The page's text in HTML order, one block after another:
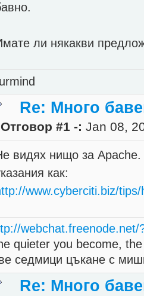
ли някакви
Re: Много
Отговор #1 -: Jan 08,
видях нищо за Apache.
как:
www.cyberciti.biz/
webchat.freenode.net/
quieter you become,
седмици цъкане с
Re: Много